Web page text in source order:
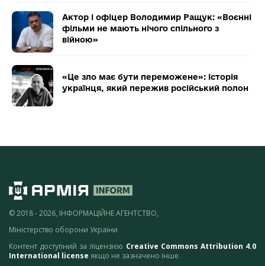
Актор і офіцер Володимир Ращук: «Воєнні
фільми не мають нічого спільного з
війною»
«Це зло має бути переможене»: історія
українця, який пережив російський полон
© 2018 - 2026, ІНФОРМАЦІЙНЕ АГЕНТСТВО,
Міністерство оборони України
Контент доступний за ліцензією Creative Commons Attribution 4.0
International license якщо не зазначено інше.